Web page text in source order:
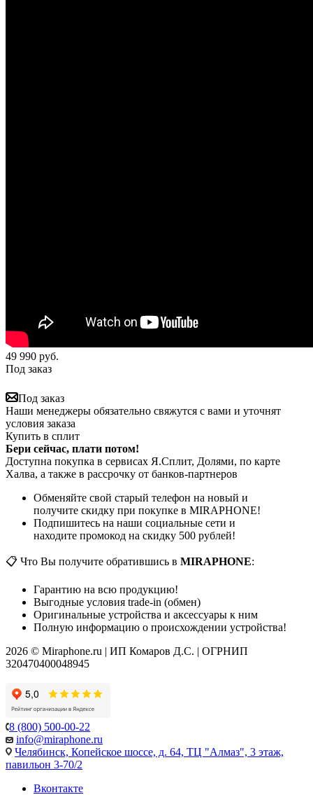
49 990 руб.
Под заказ
Под заказ
Наши менеджеры обязательно свяжутся с вами и уточнят
условия заказа
Купить в сплит
Бери сейчас, плати потом!
Доступна покупка в сервисах Я.Сплит, Долями, по карте
Халва, а также в рассрочку от банков-партнеров
Обменяйте свой старый телефон на новый и
получите скидку при покупке в MIRAPHONE!
Подпишитесь на наши социальные сети и
находите промокод на скидку 500 рублей!
📋 Что Вы получите обратившись в MIRAPHONE:
Гарантию на всю продукцию!
Выгодные условия trade-in (обмен)
Оригинальные устройства и аксессуары к ним
Полную информацию о происхождении устройства!
2026 © Miraphone.ru | ИП Комаров Д.С. | ОГРНИП
320470400048945
8 (800) 500-00-22
info@miraphone.ru
Челябинск, Копейское шоссе, д. 64, ТЦ "Алмаз", 3 этаж,
павильон 3-70/2
Вконтакте